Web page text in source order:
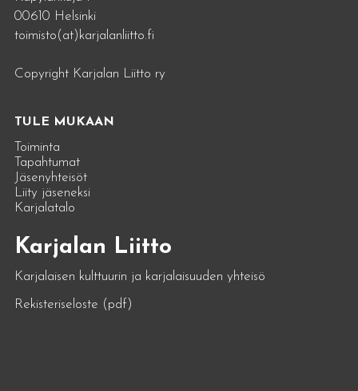
00610 Helsinki
toimisto(at)karjalanliitto.fi
Copyright Karjalan Liitto ry
TULE MUKAAN
Toiminta
Tapahtumat
Jäsenyhteisöt
Liity jäseneksi
Karjalatalo
Karjalan Liitto
Karjalaisen kulttuurin ja karjalaisuuden yhteisö
Rekisteriseloste (pdf)